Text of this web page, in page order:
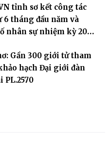
tỉnh sơ kết công tác
6 tháng đầu năm và
nhân sự nhiệm kỳ 2026
Gần 300 giới tử tham
hạch Đại giới đàn
PL.2570